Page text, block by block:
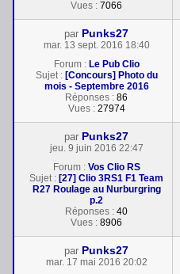
Vues : 7066
par Punks27
mar. 13 sept. 2016 18:40
Forum : Le Pub Clio
Sujet : [Concours] Photo du
mois - Septembre 2016
Réponses : 86
Vues : 27974
par Punks27
jeu. 9 juin 2016 22:47
Forum : Vos Clio RS
Sujet : [27] Clio 3RS1 F1 Team
R27 Roulage au Nurburgring
p.2
Réponses : 40
Vues : 8906
par Punks27
mar. 17 mai 2016 20:02